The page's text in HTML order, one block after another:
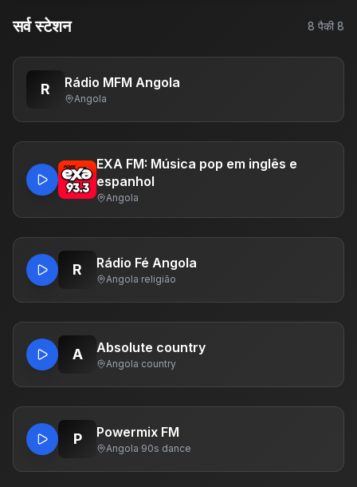
सर्व स्टेशन 8 पैकी 8
R Rádio MFM Angola
Angola
EXA FM: Música pop em inglês e
espanhol
Angola
R Rádio Fé Angola
Angola·religião
A Absolute country
Angola·country
P Powermix FM
Angola·90s dance